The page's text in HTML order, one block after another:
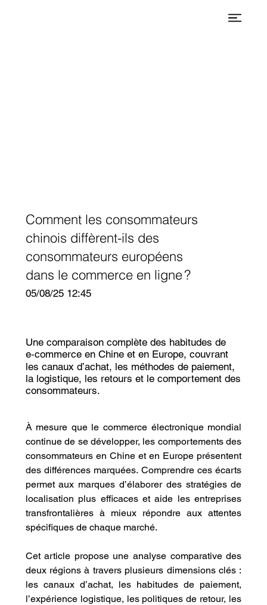
Comment les consommateurs
chinois diffèrent-ils des
consommateurs européens
dans le commerce en ligne ?
05/08/25 12:45
Une comparaison complète des habitudes de
e‑commerce en Chine et en Europe, couvrant
les canaux d’achat, les méthodes de paiement,
la logistique, les retours et le comportement des
consommateurs.
À mesure que le commerce électronique mondial
continue de se développer, les comportements des
consommateurs en Chine et en Europe présentent
des différences marquées. Comprendre ces écarts
permet aux marques d’élaborer des stratégies de
localisation plus efficaces et aide les entreprises
transfrontalières à mieux répondre aux attentes
spécifiques de chaque marché.
Cet article propose une analyse comparative des
deux régions à travers plusieurs dimensions clés :
les canaux d’achat, les habitudes de paiement,
l’expérience logistique, les politiques de retour, les